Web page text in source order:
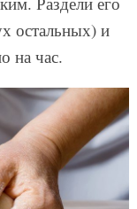
остальных) и
на час.